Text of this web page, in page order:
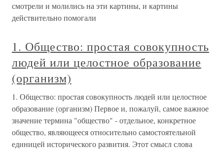
смотрели и молились на эти картины, и картины
действительно помогали
1. Общество: простая совокупность
людей или целостное образование
(организм)
1. Общество: простая совокупность людей или целостное
образование (организм) Первое и, пожалуй, самое важное
значение термина "общество" - отдельное, конкретное
общество, являющееся относительно самостоятельной
единицей исторического развития. Этот смысл слова